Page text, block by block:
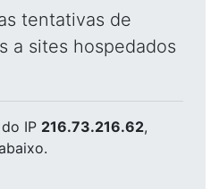
tentativas de
a sites hospedados
do IP 216.73.216.62,